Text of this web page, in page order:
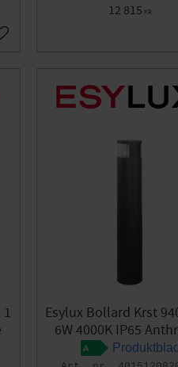
Add to favorites
12 815 KR
Esylux Bollard Krst
6W 4000K IP65
Produktblad